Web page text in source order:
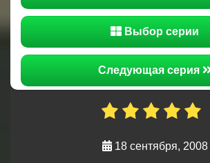
Выбор серии
Следующая серия
18 сентября, 2008